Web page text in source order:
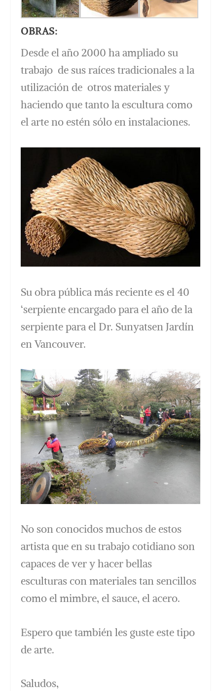
OBRAS:
Desde el año 2000 ha ampliado su
trabajo de sus raíces tradicionales a la
utilización de otros materiales y
haciendo que tanto la escultura como
el arte no estén sólo en instalaciones.
Su obra pública más reciente es el 40
‘serpiente encargado para el año de la
serpiente para el Dr. Sunyatsen Jardín
en Vancouver.
No son conocidos muchos de estos
artista que en su trabajo cotidiano son
capaces de ver y hacer bellas
esculturas con materiales tan sencillos
como el mimbre, el sauce, el acero.
Espero que también les guste este tipo
de arte.
Saludos,